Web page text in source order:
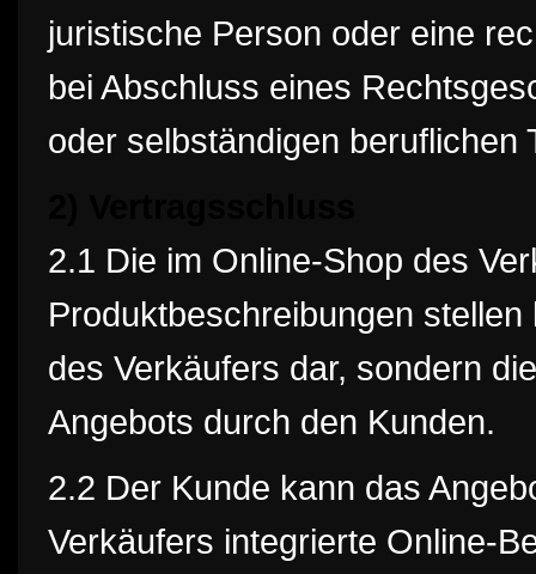
juristische Person oder eine
bei Abschluss eines
oder selbständigen beruflichen
2.1 Die im Online-Shop des
Produktbeschreibungen
des Verkäufers dar, sondern
Angebots durch den Kunden.
2.2 Der Kunde kann das
Verkäufers integrierte Online-